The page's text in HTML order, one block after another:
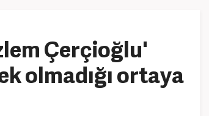
Çerçioğlu'
olmadığı ortaya